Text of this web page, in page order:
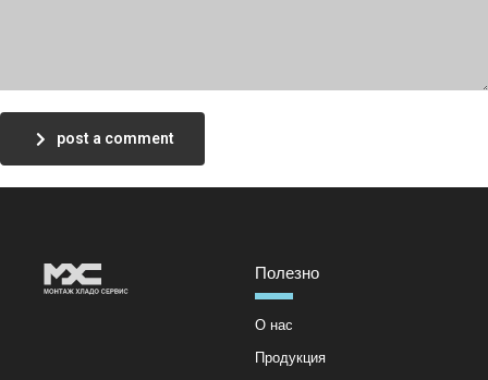
post a comment
Полезно
О нас
Продукция